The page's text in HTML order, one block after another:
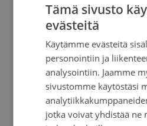
yhteiskunta/
Syöpäpotilaiden
mahdollisimman
tulevassa
yhteiselle
hankkimassa
jolla valmistellaan
Tämä sivusto
evästeitä
Käytämme evästeitä
personointiin ja
analysointiin. Jaamme
sivustomme käytöstäsi
jotka voivat yhdistää ne